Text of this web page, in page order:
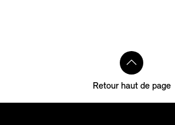
Retour haut de page